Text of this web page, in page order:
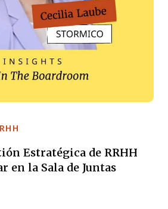
Estratégica de RRHH
en la Sala de Juntas